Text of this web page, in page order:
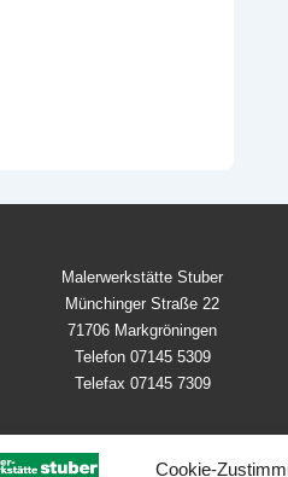
Cookie-
Malerwerkstätte Stuber
Münchinger Straße 22
71706 Markgröningen
Telefon 07145 5309
Telefax 07145 7309